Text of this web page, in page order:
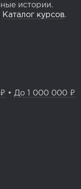
истории.
Каталог курсов.
• До 1 000 000 ₽